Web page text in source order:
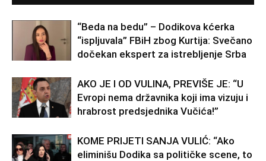
“Beda na bedu” – Dodikova kćerka
“ispljuvala” FBiH zbog Kurtija: Svečano
dočekan ekspert za istrebljenje Srba
AKO JE I OD VULINA, PREVIŠE JE: “U
Evropi nema državnika koji ima vizuju i
hrabrost predsjednika Vučića!”
KOME PRIJETI SANJA VULIĆ: “Ako
eliminišu Dodika sa političke scene, to